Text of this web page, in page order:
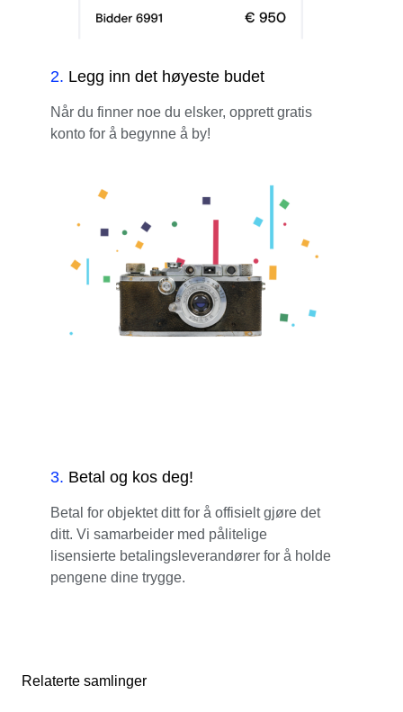
2. Legg inn det høyeste budet
Når du finner noe du elsker, opprett gratis
konto for å begynne å by!
3. Betal og kos deg!
Betal for objektet ditt for å offisielt gjøre det
ditt. Vi samarbeider med pålitelige
lisensierte betalingsleverandører for å holde
pengene dine trygge.
Relaterte samlinger